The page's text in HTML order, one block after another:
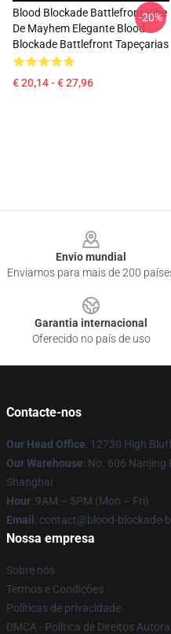
Blood Blockade Battlefront Vibe
De Mayhem Elegante Blood
Blockade Battlefront Tapeçarias
€ 20,14 - € 27,96
-20%
Envio mundial
Enviamos para mais de 200
Garantia internacional
Oferecido no país de uso
Contacte-nos
Our Head Office: 12730 High
Our Warehouse: No. 606 Nanjing
Shanghai
Hour: 9AM – 5PM (Mon – Fri)
Email : contact@blood-
Nossa empresa
Sobre nós
Termos e Condições
Políticas de privacidade
DMCA - Política de Direitos